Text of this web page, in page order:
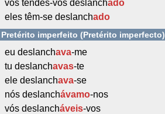
vós tendes-vos deslanchado
eles têm-se deslanchado
Pretérito imperfeito (Pretérito imperfecto)
eu deslanchava-me
tu deslanchavas-te
ele deslanchava-se
nós deslanchávamo-nos
vós deslancháveis-vos